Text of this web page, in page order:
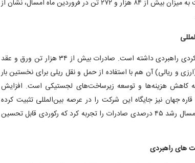
دومین رکورد نورد اسلب در تاریخ شرکت به میزان بیش از ۸۴ هزار و ۲۷۲ تن در فروردین ماه امسال، نشان از
عملکردی راهبردی داشته است. صادرات بیش از ۳۴ هزار تن ورق و عقد
(ارزی و ریالی) آن هم با استفاده از حمل‌ و نقل ریلی برای نخستین‌ بار
به کاهش هزینه‌ها و توسعه زیرساخت‌های لجستیکی است. افزایش
به ۲۳ کشور در سه قاره جهان نیز جایگاه این شرکت را در عرصه بین‌المللی تثبیت کرده
است.همچنین این شرکت در ۱۰ ماهه امسال رشد ۴۵ درصدی صادرات را تجربه کرد که رکوردی قابل تحسین
های راهبردی